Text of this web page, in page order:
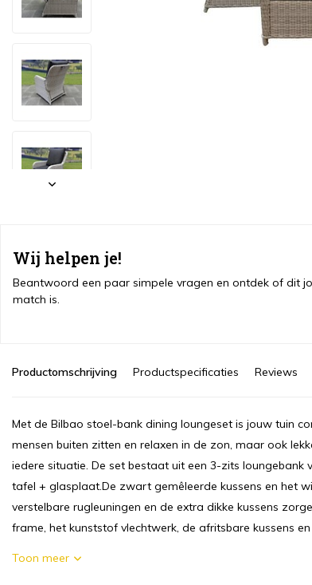
Wij helpen je!
Beantwoord een paar simpele vragen en ontdek of dit
match is.
Productomschrijving Productspecificaties Reviews
Met de Bilbao stoel-bank dining loungeset is jouw tuin
mensen buiten zitten en relaxen in de zon, maar ook
iedere situatie. De set bestaat uit een 3-zits loungebank
tafel + glasplaat.De zwart gemêleerde kussens en het
verstelbare rugleuningen en de extra dikke kussens
frame, het kunststof vlechtwerk, de afritsbare kussens
Toon meer